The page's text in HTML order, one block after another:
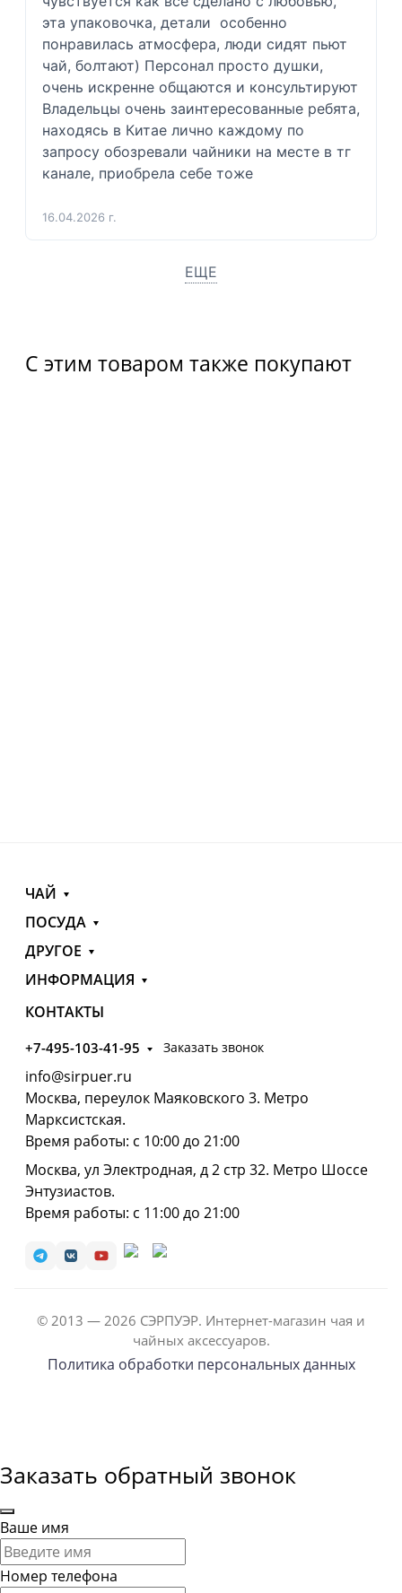
эта упаковочка, детали  особенно
понравилась атмосфера, люди сидят пьют
чай, болтают) Персонал просто душки,
очень искренне общаются и консультируют
Владельцы очень заинтересованные ребята,
находясь в Китае лично каждому по
запросу обозревали чайники на месте в тг
канале, приобрела себе тоже
16.04.2026 г.
ЕЩЕ
С этим товаром также покупают
ЧАЙ
ПОСУДА
ДРУГОЕ
ИНФОРМАЦИЯ
КОНТАКТЫ
+7-495-103-41-95 Заказать звонок
info@sirpuer.ru
Москва, переулок Маяковского 3. Метро
Марксистская.
Время работы: с 10:00 до 21:00
Москва, ул Электродная, д 2 стр 32. Метро Шоссе
Энтузиастов.
Время работы: с 11:00 до 21:00
© 2013 — 2026 СЭРПУЭР. Интернет-магазин чая и
чайных аксессуаров.
Политика обработки персональных данных
Заказать обратный звонок
Ваше имя
Номер телефона